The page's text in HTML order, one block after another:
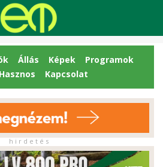
Állás Képek
Programok
Hasznos Kapcsolat
h i r d e t é s